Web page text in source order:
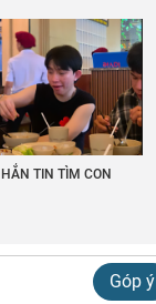
TIN TÌM CON
Góp ý